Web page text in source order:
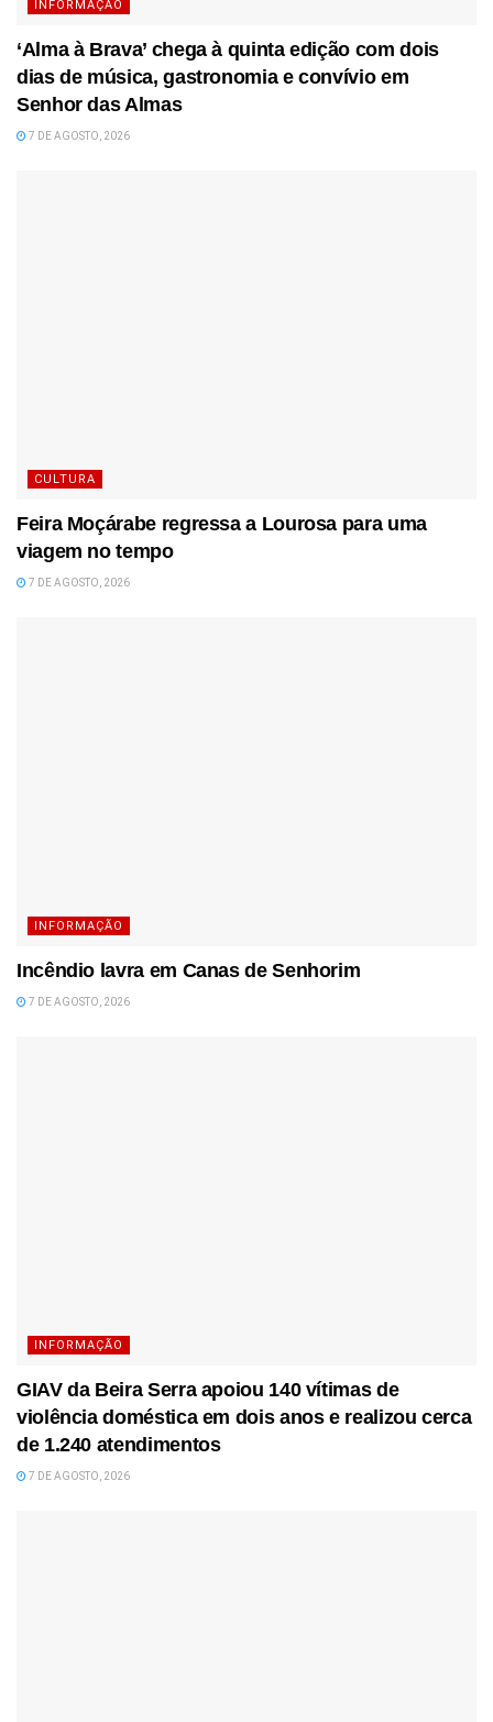
INFORMAÇÃO
‘Alma à Brava’ chega à quinta edição com dois
dias de música, gastronomia e convívio em
Senhor das Almas
7 DE AGOSTO, 2026
CULTURA
Feira Moçárabe regressa a Lourosa para uma
viagem no tempo
7 DE AGOSTO, 2026
INFORMAÇÃO
Incêndio lavra em Canas de Senhorim
7 DE AGOSTO, 2026
INFORMAÇÃO
GIAV da Beira Serra apoiou 140 vítimas de
violência doméstica em dois anos e realizou cerca
de 1.240 atendimentos
7 DE AGOSTO, 2026